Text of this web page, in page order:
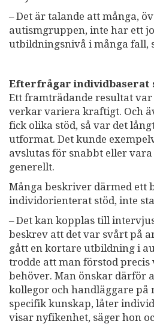
– Det är talande att många,
autismgruppen, inte har ett
utbildningsnivå i många fall,
Efterfrågar individbaserat
Ett framträdande resultat
verkar variera kraftigt. Och
fick olika stöd, så var det
utformat. Det kunde
avslutas för snabbt eller
generellt.
Många beskriver därmed ett
individorienterat stöd, inte
– Det kan kopplas till
beskrev att det var svårt på
gått en kortare utbildning i
trodde att man förstod precis
behöver. Man önskar därför
kollegor och handläggare på
specifik kunskap, låter
visar nyfikenhet, säger hon